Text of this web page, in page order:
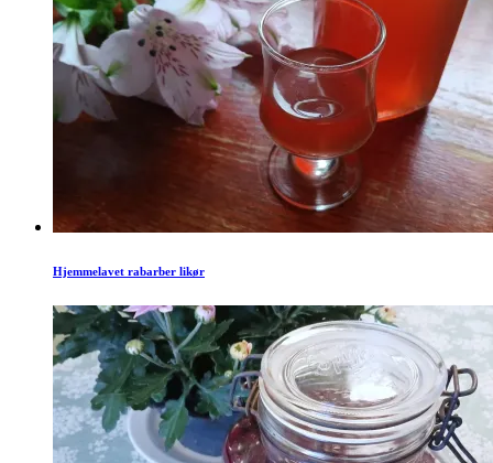
Hjemmelavet rabarber likør